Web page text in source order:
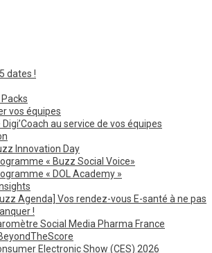
dates !
vos équipes
Digi’Coach au service de vos équipes
Innovation Day
« Buzz Social Voice»
« DOL Academy »
Agenda] Vos rendez-vous E-santé à ne pas
!
Social Media Pharma France
Electronic Show (CES) 2026